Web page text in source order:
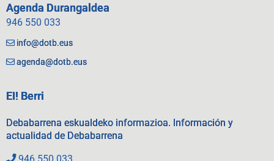
Agenda Durangaldea
946 550 033
info@dotb.eus
agenda@dotb.eus
EI! Berri
Debabarrena eskualdeko informazioa. Información y
actualidad de Debabarrena
946 550 033